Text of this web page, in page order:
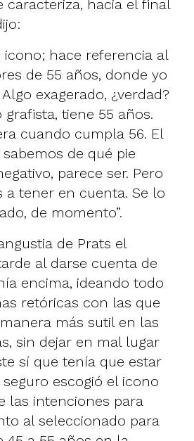
caracteriza, hacia el final
icono; hace referencia al
de 55 años, donde yo
exagerado, ¿verdad?
tiene 55 años.
cuando cumpla 56. El
de qué pie
parece ser. Pero
a tener en cuenta. Se lo
de momento”.
de Prats el
al darse cuenta de
encima, ideando todo
retóricas con las que
más sutil en las
sin dejar en mal lugar
sí que tenía que estar
escogió el icono
las intenciones para
al seleccionado para